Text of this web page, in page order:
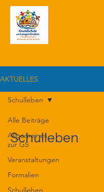
AKTUELLES
Alle Beiträge
Allgemeines
zur GS
Veranstaltungen
Formalien
Schulleben
Schulleben
Schulleben